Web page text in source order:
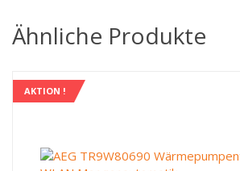
Ähnliche Produkte
AKTION !